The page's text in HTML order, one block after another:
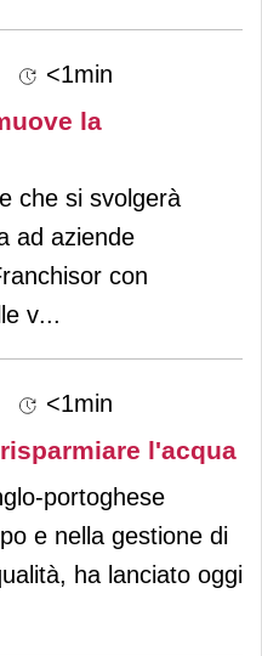
<1min
la
che si svolgerà
ad aziende
con
v...
<1min
l'acqua
portoghese
e nella gestione di
ha lanciato oggi